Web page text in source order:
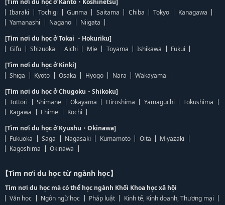
Ibaraki
Tochigi Gunma Saitama Chiba Tokyo
Kanagawa
Yamanashi
Nagano
Niigata
[Tìm nơi du học ở Tokai ・Hokuriku]
Gifu
Shizuoka Aichi Mie Toyama Ishikawa
Fukui
[Tìm nơi du học ở Kinki]
Shiga
Kyoto Osaka Hyogo Nara
Wakayama
[Tìm nơi du học ở Chugoku・Shikoku]
Tottori
Shimane Okayama Hiroshima Yamaguchi
Tokushima
Kagawa
Ehime
Kochi
[Tìm nơi du học ở Kyushu・Okinawa]
Fukuoka
Saga Nagasaki Kumamoto Oita
Miyazaki
Kagoshima
Okinawa
【Tìm nơi du học từ ngành học】
Tìm nơi du học mà có thể học ngành Khối Khoa học xã hội
Văn học
Ngôn ngữ học Pháp luật
Kinh tế, Kinh doanh, Thương mại